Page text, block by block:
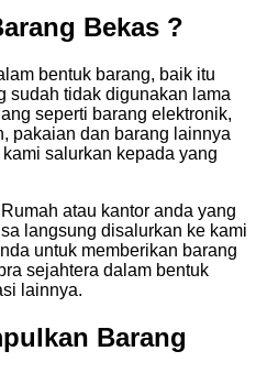
Bekas ?
bentuk barang, baik itu
sudah tidak digunakan lama
seperti barang elektronik,
pakaian dan barang lainnya
salurkan kepada yang
atau kantor anda yang
langsung disalurkan ke kami
untuk memberikan barang
sejahtera dalam bentuk
lainnya.
Barang